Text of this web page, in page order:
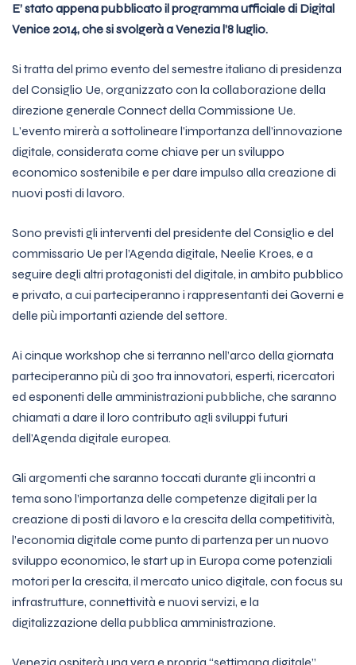
E’ stato appena pubblicato il programma ufficiale di Digital
Venice 2014, che si svolgerà a Venezia l’8 luglio.
Si tratta del primo evento del semestre italiano di presidenza
del Consiglio Ue, organizzato con la collaborazione della
direzione generale Connect della Commissione Ue.
L’evento mirerà a sottolineare l’importanza dell’innovazione
digitale, considerata come chiave per un sviluppo
economico sostenibile e per dare impulso alla creazione di
nuovi posti di lavoro.
Sono previsti gli interventi del presidente del Consiglio e del
commissario Ue per l’Agenda digitale, Neelie Kroes, e a
seguire degli altri protagonisti del digitale, in ambito pubblico
e privato, a cui parteciperanno i rappresentanti dei Governi e
delle più importanti aziende del settore.
Ai cinque workshop che si terranno nell’arco della giornata
parteciperanno più di 300 tra innovatori, esperti, ricercatori
ed esponenti delle amministrazioni pubbliche, che saranno
chiamati a dare il loro contributo agli sviluppi futuri
dell’Agenda digitale europea.
Gli argomenti che saranno toccati durante gli incontri a
tema sono l’importanza delle competenze digitali per la
creazione di posti di lavoro e la crescita della competitività,
l’economia digitale come punto di partenza per un nuovo
sviluppo economico, le start up in Europa come potenziali
motori per la crescita, il mercato unico digitale, con focus su
infrastrutture, connettività e nuovi servizi, e la
digitalizzazione della pubblica amministrazione.